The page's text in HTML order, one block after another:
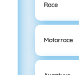
Race
Motorrace